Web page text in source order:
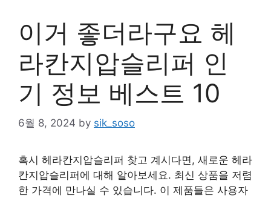
이거 좋더라구요 헤
라칸지압슬리퍼 인
기 정보 베스트 10
6월 8, 2024 by sik_soso
혹시 헤라칸지압슬리퍼 찾고 계시다면, 새로운 헤라
칸지압슬리퍼에 대해 알아보세요. 최신 상품을 저렴
한 가격에 만나실 수 있습니다. 이 제품들은 사용자